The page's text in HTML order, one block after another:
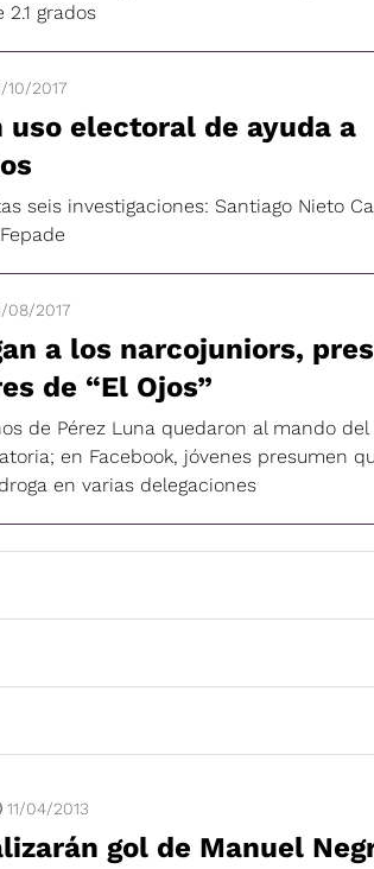
grados
10/2017
uso electoral de ayuda a
seis investigaciones: Santiago Nieto
08/2017
a los narcojuniors,
de “El Ojos”
de Pérez Luna quedaron al mando del
en Facebook, jóvenes presumen
en varias delegaciones
11/04/2013
gol de Manuel